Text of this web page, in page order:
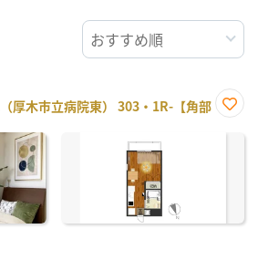
厚木市立病院東） 303・1R-【角部
に入